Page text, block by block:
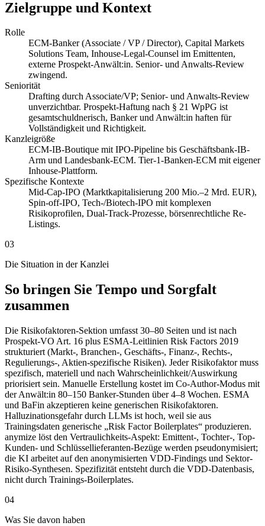
Zielgruppe und Kontext
Rolle
ECM-Banker (Associate / VP / Director), Capital Markets
Solutions Team, Inhouse-Legal-Counsel im Emittenten,
externe Prospekt-Anwält:in. Senior- und Anwalts-Review
zwingend.
Seniorität
Drafting durch Associate/VP; Senior- und Anwalts-Review
unverzichtbar. Prospekt-Haftung nach § 21 WpPG ist
gesamtschuldnerisch, Banker und Anwält:in haften für
Vollständigkeit und Richtigkeit.
Kanzleigröße
ECM-IB-Boutique mit IPO-Pipeline bis Geschäftsbank-IB-
Arm und Landesbank-ECM. Tier-1-Banken-ECM mit eigener
Inhouse-Plattform.
Spezifische Kontexte
Mid-Cap-IPO (Marktkapitalisierung 200 Mio.–2 Mrd. EUR),
Spin-off-IPO, Tech-/Biotech-IPO mit komplexen
Risikoprofilen, Dual-Track-Prozesse, börsenrechtliche Re-
Listings.
03
Die Situation in der Kanzlei
So bringen Sie Tempo und Sorgfalt
zusammen
Die Risikofaktoren-Sektion umfasst 30–80 Seiten und ist nach
Prospekt-VO Art. 16 plus ESMA-Leitlinien Risk Factors 2019
strukturiert (Markt-, Branchen-, Geschäfts-, Finanz-, Rechts-,
Regulierungs-, Aktien-spezifische Risiken). Jeder Risikofaktor muss
spezifisch, materiell und nach Wahrscheinlichkeit/Auswirkung
priorisiert sein. Manuelle Erstellung kostet im Co-Author-Modus mit
der Anwält:in 80–150 Banker-Stunden über 4–8 Wochen. ESMA
und BaFin akzeptieren keine generischen Risikofaktoren.
Halluzinationsgefahr durch LLMs ist hoch, weil sie aus
Trainingsdaten generische „Risk Factor Boilerplates“ produzieren.
anymize löst den Vertraulichkeits-Aspekt: Emittent-, Tochter-, Top-
Kunden- und Schlüssellieferanten-Bezüge werden pseudonymisiert;
die KI arbeitet auf den anonymisierten VDD-Findings und Sektor-
Risiko-Synthesen. Spezifizität entsteht durch die VDD-Datenbasis,
nicht durch Trainings-Boilerplates.
04
Was Sie davon haben